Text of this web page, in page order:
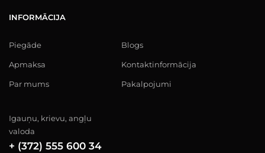
INFORMĀCIJA
Piegāde
Apmaksa
Par mums
Blogs
Kontaktinformācija
Pakalpojumi
Igauņu, krievu, angļu
valoda
+ (372) 555 600 34